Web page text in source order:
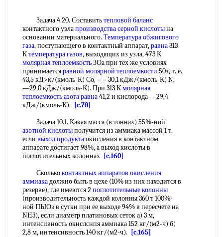
Задача 4.20. Составитьтепловой баланс
контактного узлапроизводства серной кислотына
основании материального. Температура обжигового
газа, поступающего в контактный аппарат,равна313
Ктемпература газов, выходящих из узла, 473 К
молярная теплоемкостьЗОа при тех же условиях
принимаетсяравной молярной теплоемкости 50з, т. е.
43,5 кД>к/(кмоль-К) Со, = = 30,1 кДж/(кмоль-К) N,
—29,0 кДж/(кмоль-К). При 313 Кмолярная
теплоемкостьазотаравна41,2 и кислорода— 29,4
кДж/(кмоль-К).
[c.70]
Задача 10.1. Какая масса (в тоннах) 55%-ной
азотной кислотыполучится из аммиака массой 1 т,
если выход продуктаокисления в контактном
аппарате достигает 98%, а выход кислоты в
поглотительных колоннах [c.160]
Сколькоконтактных аппаратов окисления
аммиакадолжно быть в цехе (10% из них находится в
резерве), где имеются 2поглотительные колонны
(производительность каждой колонны 360 т 100%-
ной ПЫОз в сутки при ее выходе 94% в пересчете на
NH3), если диаметр платиновых сеток а) 3 м,
интенсивность окнслснпя аммиака 152 кг/(м2-ч) б)
2,8 м, интенсивность 140 кг/(м2-ч).
[c.165]